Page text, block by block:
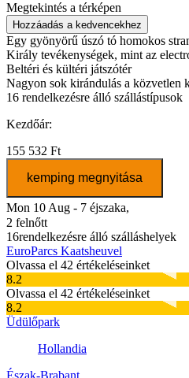
Megtekintés a térképen
Hozzáadás a kedvencekhez
Egy gyönyörű úszó tó homokos
Király tevékenységek, mint az
Beltéri és kültéri játszótér
Nagyon sok kirándulás a közvetlen
16 rendelkezésre álló szállástípusok
Kezdőár:
155 532 Ft
kemping megnyitása
Mon 10 Aug - 7 éjszaka,
2 felnőtt
16rendelkezésre álló szálláshelyek
EuroParcs Kaatsheuvel
Olvassa el 42 értékeléseinket
8.2
Olvassa el 42 értékeléseinket
8.2
Üdülőpark
Hollandia